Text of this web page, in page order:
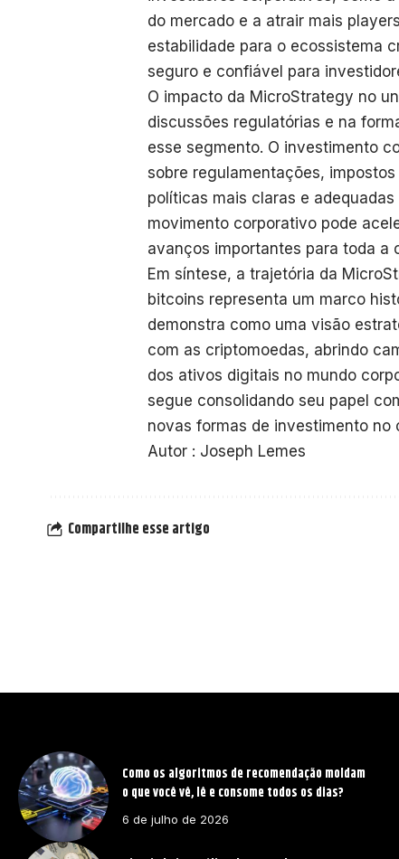
do mercado e a atrair mais
estabilidade para o ecossistema
seguro e confiável para
O impacto da MicroStrategy no
discussões regulatórias e na
esse segmento. O investimento
sobre regulamentações,
políticas mais claras e
movimento corporativo pode
avanços importantes para toda a
Em síntese, a trajetória da
bitcoins representa um marco
demonstra como uma visão
com as criptomoedas, abrindo
dos ativos digitais no mundo
segue consolidando seu papel
novas formas de investimento no
Autor : Joseph Lemes
Compartilhe esse artigo
Como os algoritmos de recomendação moldam
o que você vê, lê e consome todos os dias?
6 de julho de 2026